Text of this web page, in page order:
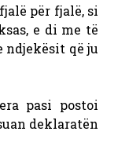
për fjalë, si
e di me të
ndjekësit që ju
pasi postoi
deklaratën